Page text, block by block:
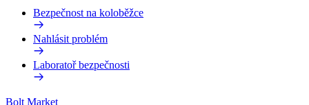
Bezpečnost na koloběžce
Nahlásit problém
Laboratoř bezpečnosti
Bolt Market